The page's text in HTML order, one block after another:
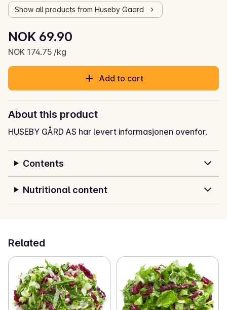
Show all products from Huseby Gaard
Current price is: NOK 69.90
NOK 69.90
NOK 174.75 /kg
Unit price: NOK 174.75 /kg
Add to cart
About this product
HUSEBY GÅRD AS har levert informasjonen ovenfor.
Contents
Nutritional content
Related